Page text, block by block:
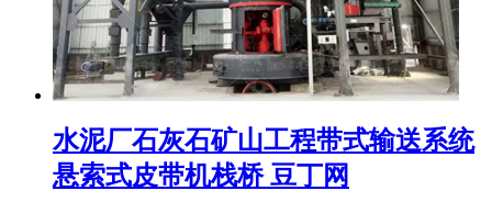
水泥厂石灰石矿山工程带式输送系统
悬索式皮带机栈桥 豆丁网